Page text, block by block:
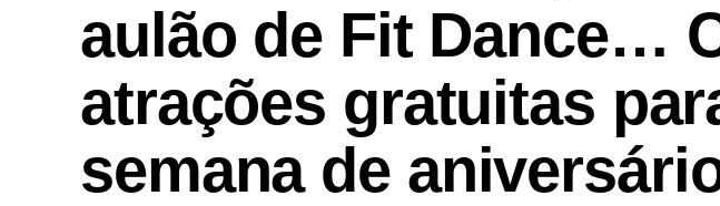
aulão de Fit Dance…
atrações gratuitas
semana de